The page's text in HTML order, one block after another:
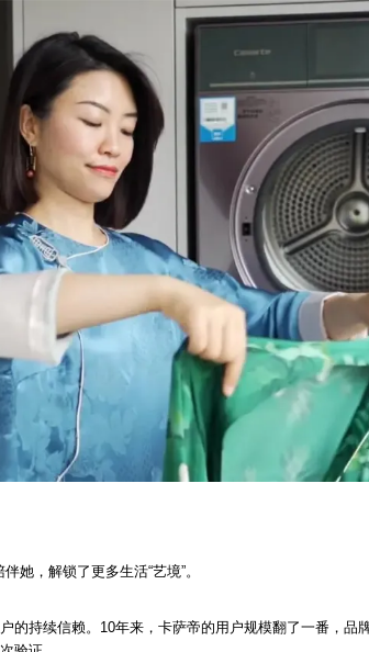
她，解锁了更多生活“艺境”。
的持续信赖。10年来，卡萨帝的用户规模翻了一番，品